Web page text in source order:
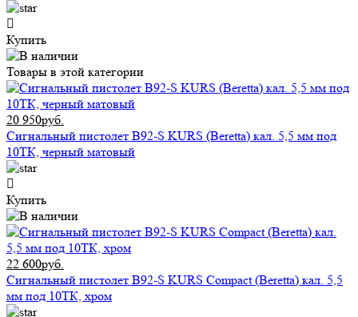
Купить
Товары в этой категории
20 950руб.
Сигнальный пистолет B92-S KURS (Beretta) кал. 5,5 мм под
10ТК, черный матовый
Купить
22 600руб.
Сигнальный пистолет B92-S KURS Compact (Beretta) кал. 5,5
мм под 10ТК, хром